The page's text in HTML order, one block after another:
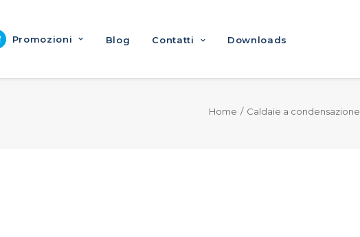
Promozioni Blog Contatti Downloads
Home Caldaie a condensazione